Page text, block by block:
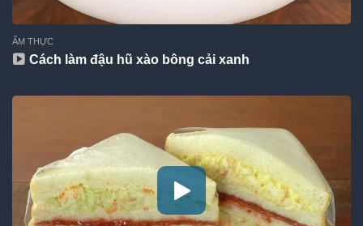
ẨM THỰC
Cách làm đậu hũ xào bông cải xanh